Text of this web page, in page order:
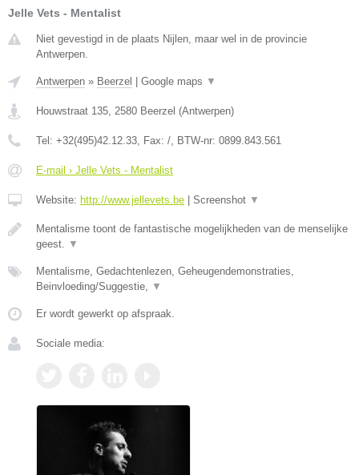
Jelle Vets - Mentalist
Niet gevestigd in de plaats Nijlen, maar wel in de provincie
Antwerpen.
Antwerpen » Beerzel Google maps ▼
Houwstraat 135, 2580 Beerzel (Antwerpen)
Tel: +32(495)42.12.33, Fax: /, BTW-nr: 0899.843.561
E-mail › Jelle Vets - Mentalist
Website: http://www.jellevets.be Screenshot ▼
Mentalisme toont de fantastische mogelijkheden van de menselijke
geest. ▼
Mentalisme, Gedachtenlezen, Geheugendemonstraties,
Beinvloeding/Suggestie, ▼
Er wordt gewerkt op afspraak.
Sociale media: